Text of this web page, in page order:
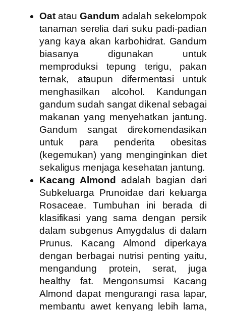
OatatauGandum adalah sekelompok
tanaman serelia dari suku padi-padian
yang kaya akan karbohidrat. Gandum
biasanya digunakan untuk
memproduksi tepung terigu, pakan
ternak, ataupun difermentasi untuk
menghasilkan alcohol. Kandungan
gandum sudah sangat dikenal sebagai
makanan yang menyehatkan jantung.
Gandum sangat direkomendasikan
untuk para penderita obesitas
(kegemukan) yang menginginkan diet
sekaligus menjaga kesehatan jantung.
Kacang Almond adalah bagian dari
Subkeluarga Prunoidae dari keluarga
Rosaceae. Tumbuhan ini berada di
klasifikasi yang sama dengan persik
dalam subgenus Amygdalus di dalam
Prunus. Kacang Almond diperkaya
dengan berbagai nutrisi penting yaitu,
mengandung protein, serat, juga
healthy fat. Mengonsumsi Kacang
Almond dapat mengurangi rasa lapar,
membantu awet kenyang lebih lama,